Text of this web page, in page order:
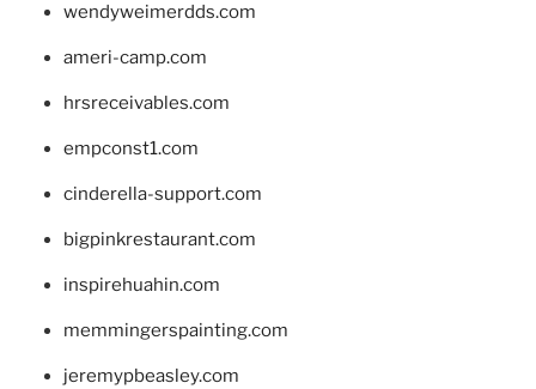
wendyweimerdds.com
ameri-camp.com
hrsreceivables.com
empconst1.com
cinderella-support.com
bigpinkrestaurant.com
inspirehuahin.com
memmingerspainting.com
jeremypbeasley.com